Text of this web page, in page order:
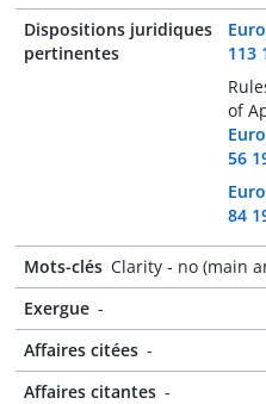
Dispositions juridiques
pertinentes
113
of
56
84
Mots-clés Clarity - no (main
Exergue -
Affaires citées -
Affaires citantes -